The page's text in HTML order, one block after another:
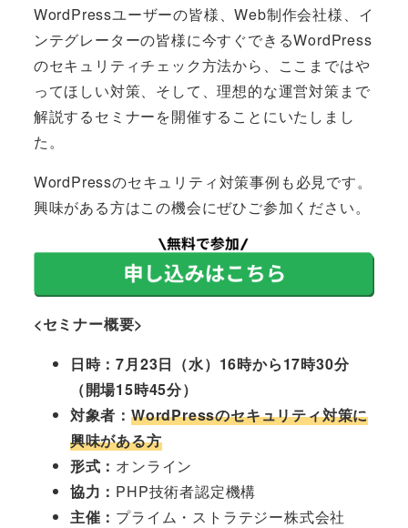
WordPressユーザーの皆様、Web制作会社様、イ
ンテグレーターの皆様に今すぐできるWordPress
のセキュリティチェック方法から、ここまではや
ってほしい対策、そして、理想的な運営対策まで
解説するセミナーを開催することにいたしまし
た。
WordPressのセキュリティ対策事例も必見です。
興味がある方はこの機会にぜひご参加ください。
<セミナー概要>
日時：7月23日（水）16時から17時30分
（開場15時45分）
対象者： WordPressのセキュリティ対策に
興味がある方
形式： オンライン
協力： PHP技術者認定機構
主催： プライム・ストラテジー株式会社